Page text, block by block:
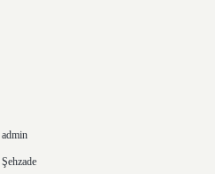
admin
Şehzade